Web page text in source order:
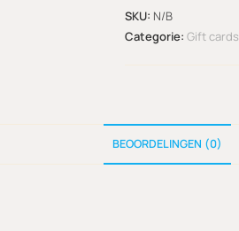
SKU: N/B
Categorie: Gift cards
BEOORDELINGEN (0)